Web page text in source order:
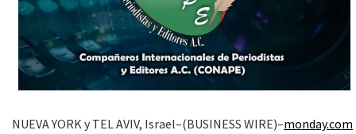
NUEVA YORK y TEL AVIV, Israel–(BUSINESS WIRE)–monday.com